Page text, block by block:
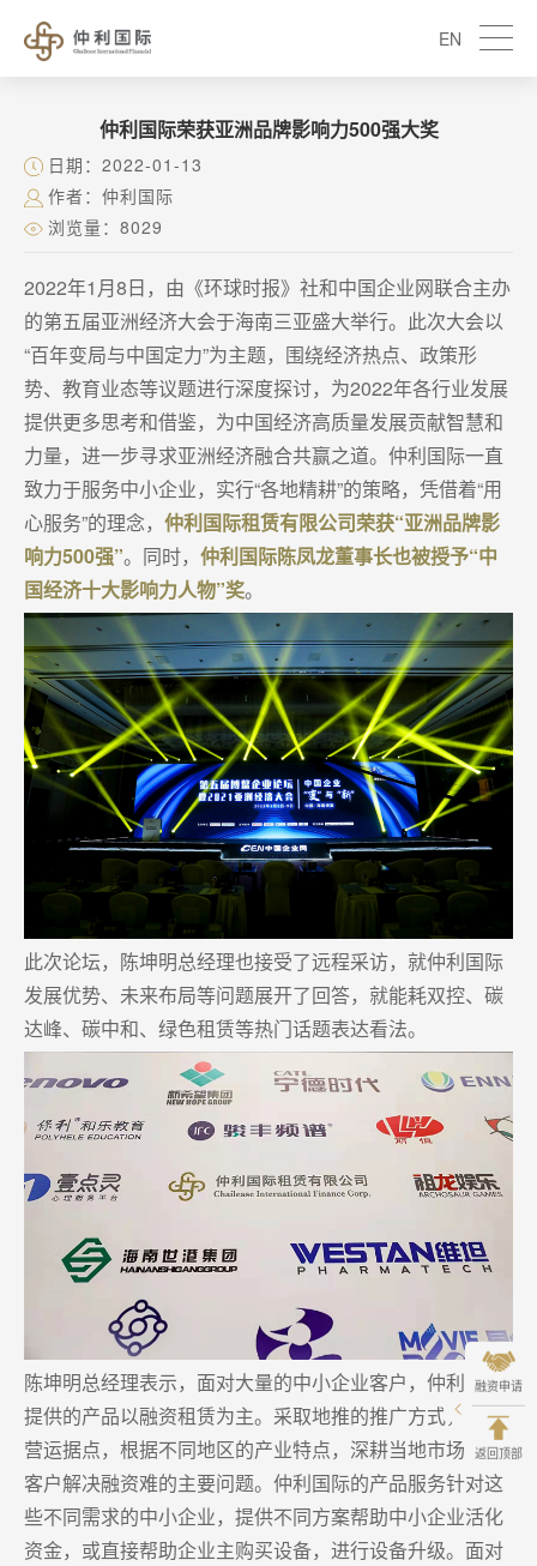
EN
仲利国际荣获亚洲品牌影响力500强大奖
日期：2022-01-13
作者：仲利国际
浏览量：8029
2022年1月8日，由《环球时报》社和中国企业网联合主办
的第五届亚洲经济大会于海南三亚盛大举行。此次大会以
“百年变局与中国定力”为主题，围绕经济热点、政策形
势、教育业态等议题进行深度探讨，为2022年各行业发展
提供更多思考和借鉴，为中国经济高质量发展贡献智慧和
力量，进一步寻求亚洲经济融合共赢之道。仲利国际一直
致力于服务中小企业，实行“各地精耕”的策略，凭借着“用
心服务”的理念， 仲利国际租赁有限公司荣获“亚洲品牌影
响力500强”。同时， 仲利国际陈凤龙董事长也被授予“中
国经济十大影响力人物”奖。
此次论坛，陈坤明总经理也接受了远程采访，就仲利国际
发展优势、未来布局等问题展开了回答，就能耗双控、碳
达峰、碳中和、绿色租赁等热门话题表达看法。
陈坤明总经理表示，面对大量的中小企业客户，仲利国际
提供的产品以融资租赁为主。采取地推的推广方式，广设
营运据点，根据不同地区的产业特点，深耕当地市场，为
客户解决融资难的主要问题。仲利国际的产品服务针对这
些不同需求的中小企业，提供不同方案帮助中小企业活化
资金，或直接帮助企业主购买设备，进行设备升级。面对
融资申请
返回顶部